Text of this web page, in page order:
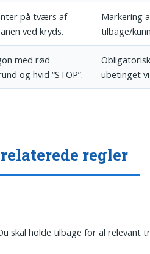
på tværs af
ved kryds.
Markering
tilbage/
med rød
og hvid “STOP”.
ubetinget
regler
skal holde tilbage for al relevant